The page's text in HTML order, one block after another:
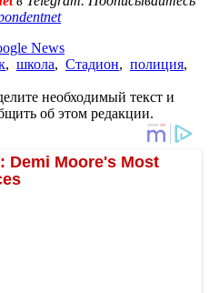
News
, школа, Стадион, полиция,
необходимый текст и
об этом редакции.